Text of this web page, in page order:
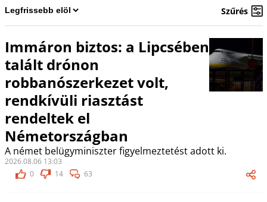
Szűrés
Immáron biztos: a Lipcsében
talált drónon
robbanószerkezet volt,
rendkívüli riasztást
rendeltek el
Németországban
A német belügyminiszter figyelmeztetést adott ki.
2026.08.06 13:03
0
14 63